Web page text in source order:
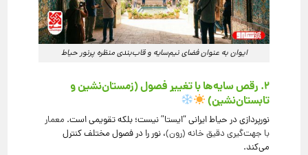
ایوان به عنوان فضای نیم‌سایه و قاب‌بندی منظره پرنور حیاط
۲. رقص سایه‌ها با تغییر فصول (زمستان‌نشین و
تابستان‌نشین)
نورپردازی در حیاط ایرانی “ایستا” نیست؛ بلکه تقویمی است. معمار
با جهت‌گیری دقیق خانه (رون)، نور را در فصول مختلف کنترل
می‌کند.